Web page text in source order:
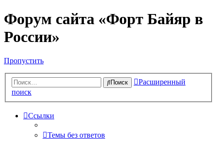
Форум сайта «Форт Байяр в
России»
Пропустить
Поиск
Расширенный
поиск
Ссылки
Темы без ответов